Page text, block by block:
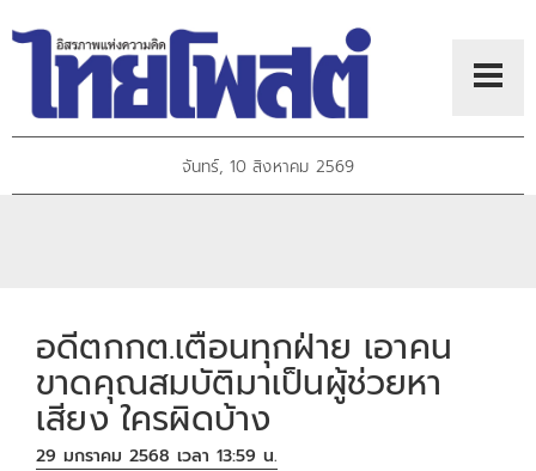
จันทร์, 10 สิงหาคม 2569
อดีตกกต.เตือนทุกฝ่าย เอาคน
ขาดคุณสมบัติมาเป็นผู้ช่วยหา
เสียง ใครผิดบ้าง
29 มกราคม 2568 เวลา 13:59 น.